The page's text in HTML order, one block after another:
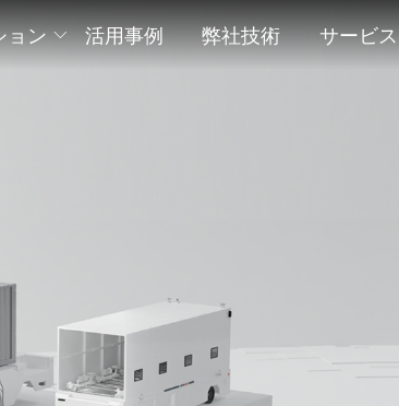
ョン 活用事例 弊社技術 サービス